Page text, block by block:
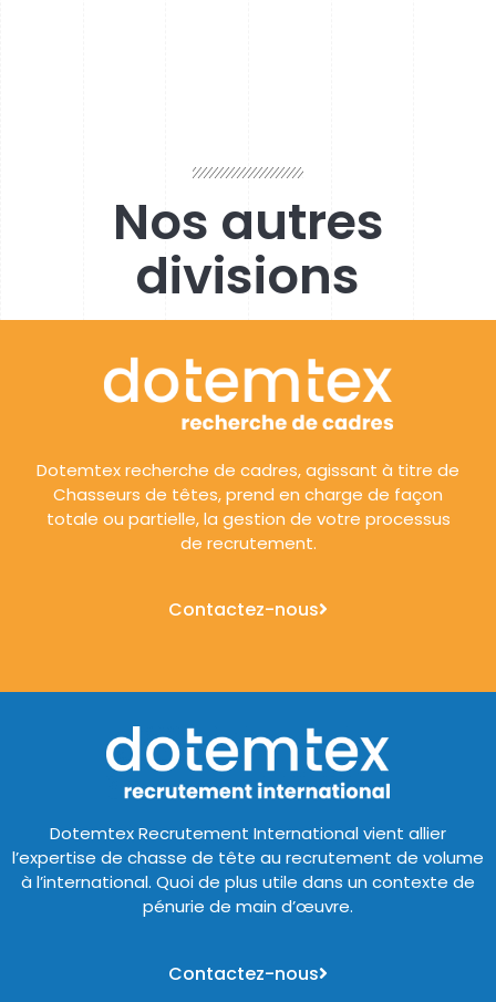
Nos autres
divisions
Dotemtex recherche de cadres, agissant à titre de
Chasseurs de têtes, prend en charge de façon
totale ou partielle, la gestion de votre processus
de recrutement.
Contactez-nous
Dotemtex Recrutement International vient allier
l’expertise de chasse de tête au recrutement de volume
à l’international. Quoi de plus utile dans un contexte de
pénurie de main d’œuvre.
Contactez-nous